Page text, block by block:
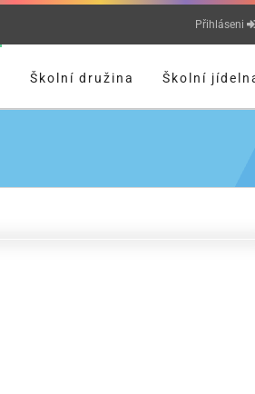
Přihláseni
Školní družina Školní